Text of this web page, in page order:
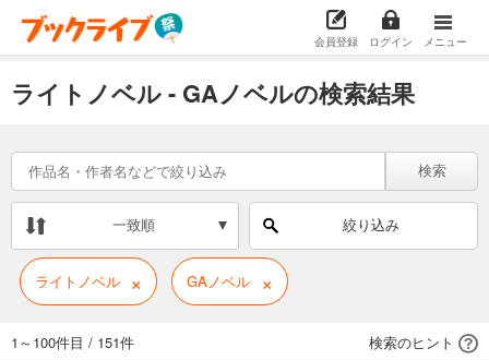
会員登録 ログイン メニュー
ライトノベル - GAノベルの検索結果
検索
一致順 絞り込み
ライトノベル × GAノベル ×
1～100件目 / 151件 検索のヒント